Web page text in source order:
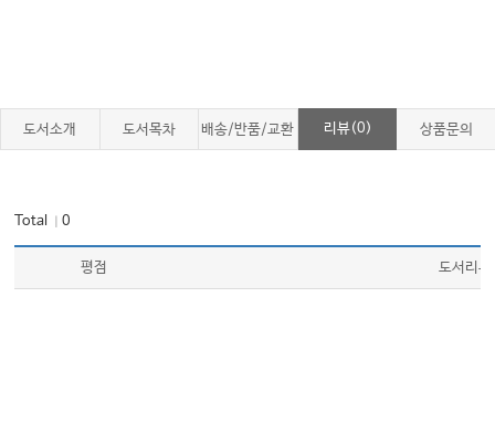
도서소개 도서목차 배송/반품/교환 리뷰(0) 상품문의
Total ｜0
평점 도서리뷰